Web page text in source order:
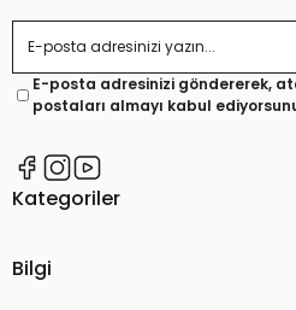
E-posta adresinizi göndererek,
postaları almayı kabul
Kategoriler
Bilgi